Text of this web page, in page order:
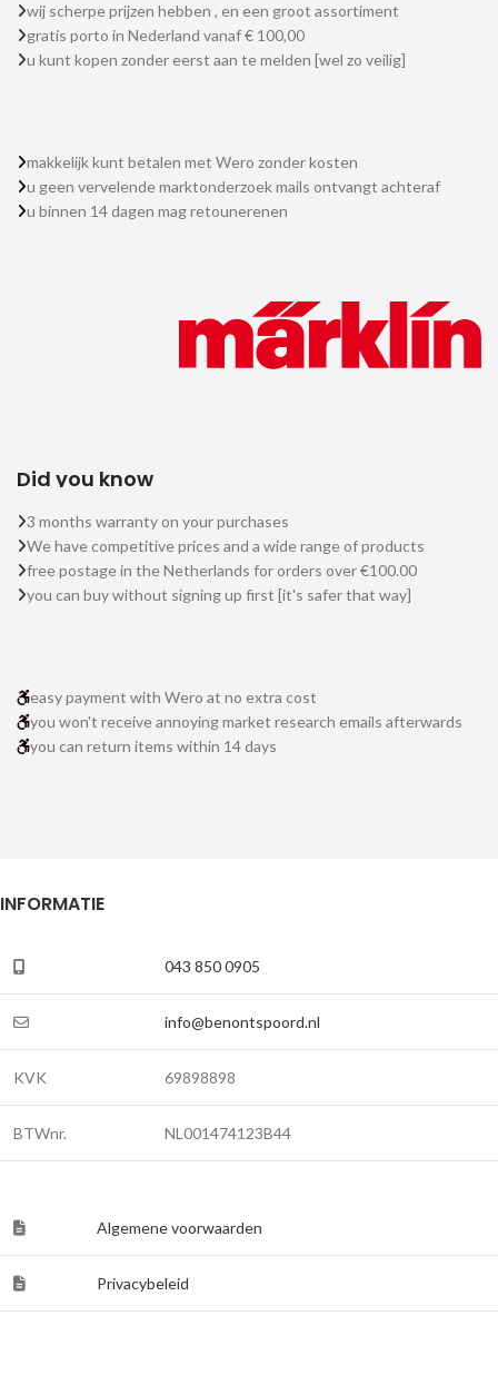
wij scherpe prijzen hebben , en een groot assortiment
gratis porto in Nederland vanaf € 100,00
u kunt kopen zonder eerst aan te melden [wel zo veilig]
makkelijk kunt betalen met Wero zonder kosten
u geen vervelende marktonderzoek mails ontvangt achteraf
u binnen 14 dagen mag retounerenen
Did you know
3 months warranty on your purchases
We have competitive prices and a wide range of products
free postage in the Netherlands for orders over €100.00
you can buy without signing up first [it's safer that way]
easy payment with Wero at no extra cost
you won't receive annoying market research emails afterwards
you can return items within 14 days
INFORMATIE
043 850 0905
info@benontspoord.nl
KVK 69898898
BTWnr. NL001474123B44
Algemene voorwaarden
Privacybeleid